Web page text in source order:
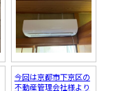
今回は京都市下京区の
不動産管理会社様より